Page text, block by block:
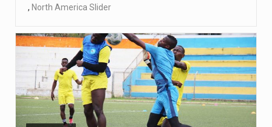
, North America Slider